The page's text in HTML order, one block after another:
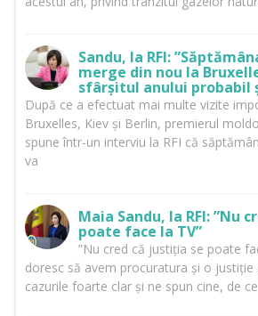
Sandu, la RFI:
merge din nou la
sfârșitul anului probabil
După ce a efectuat mai multe vizite
Bruxelles, Kiev și Berlin, premierul
spune într-un interviu la RFI că
va
Maia Sandu, la RFI: ”Nu
poate face la TV”
”Nu cred că justiția se poate
doresc să avem procuratura și o justiție
cazurile foarte clar și ne spun cine, de